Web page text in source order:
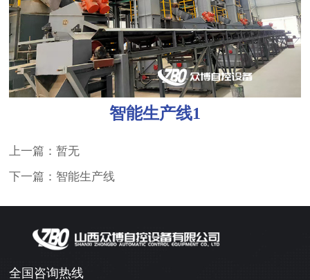
智能生产线1
上一篇：暂无
下一篇：智能生产线
全国咨询热线